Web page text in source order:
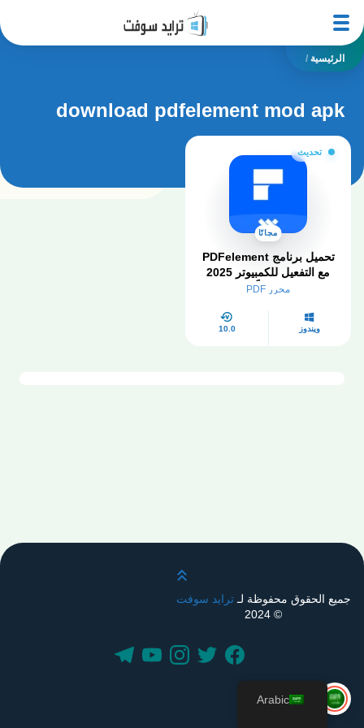
الرئيسية /
download pdfelement mod apk
تحديث
مجانًا
تحميل برنامج PDFelement
مع التفعيل للكمبيوتر 2025
مجاناًمحرر PDF
ويندوز 10.0
قم بالتمرير لأعلى
جميع الحقوق محفوظة لـترايد سوفت
© 2024
Arabic